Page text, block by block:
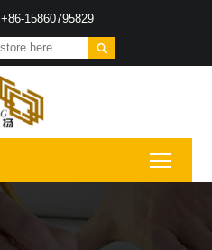
+86-15860795829
